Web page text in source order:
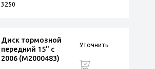
3250
Диск тормозной
передний 15" с
2006 (M2000483)
Уточнить